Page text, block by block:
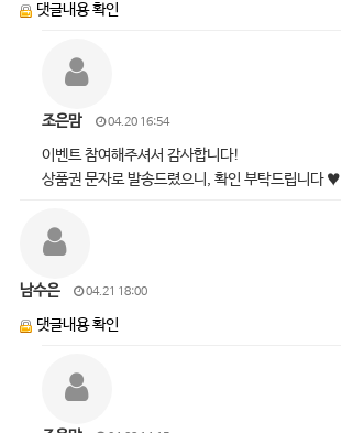
댓글내용 확인
조은맘 04.20 16:54
이벤트 참여해주셔서 감사합니다!
상품권 문자로 발송드렸으니, 확인 부탁드립니다 ♥
남수은 04.21 18:00
댓글내용 확인